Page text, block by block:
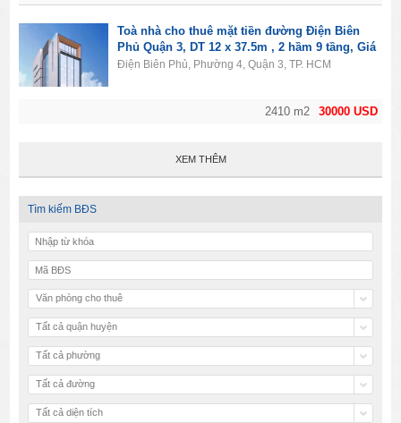
30000 USD
2410 m2
Toà nhà cho thuê mặt tiền đường Điện Biên
Phủ Quận 3, DT 12 x 37.5m , 2 hầm 9 tầng, Giá
30000usd
Điện Biên Phủ, Phường 4, Quận 3, TP. HCM
XEM THÊM
Tìm kiếm BĐS
Văn phòng cho thuê
Tất cả quận huyện
Tất cả phường
Tất cả đường
Tất cả diện tích